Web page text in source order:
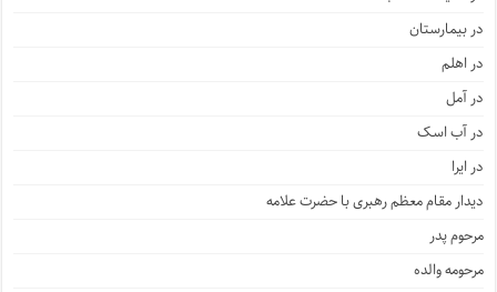
در بیمارستان
در اهلم
در آمل
در آب اسک
در ایرا
دیدار مقام معظم رهبری با حضرت علامه
مرحوم پدر
مرحومه والده